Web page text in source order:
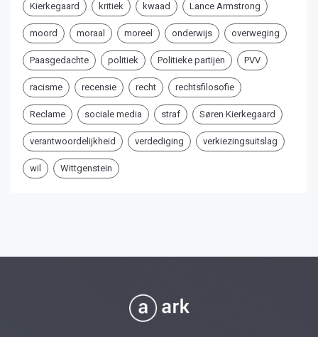
Kierkegaard kritiek kwaad Lance Armstrong
moord moraal moreel onderwijs overweging
Paasgedachte politiek Politieke partijen PVV
racisme recensie recht rechtsfilosofie
Reclame sociale media straf Søren Kierkegaard
verantwoordelijkheid verdediging verkiezingsuitslag
wil Wittgenstein